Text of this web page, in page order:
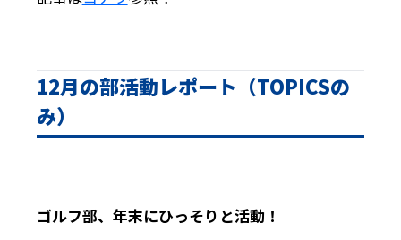
12月の部活動レポート（TOPICSの
み）
ゴルフ部、年末にひっそりと活動！